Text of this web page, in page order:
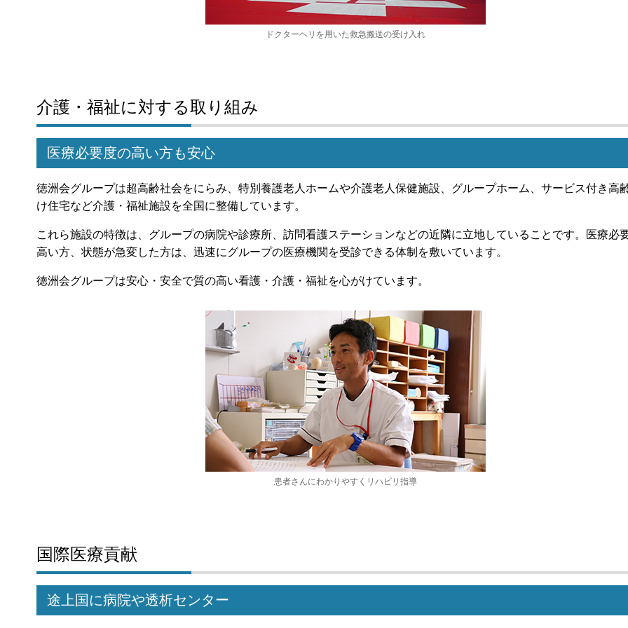
ドクターヘリを用いた救急搬送の受け入れ
介護・福祉に対する取り組み
医療必要度の高い方も安心
徳洲会グループは超高齢社会をにらみ、特別養護老人ホームや介護老人保健施設、グループホーム、サービス付き高
け住宅など介護・福祉施設を全国に整備しています。
これら施設の特徴は、グループの病院や診療所、訪問看護ステーションなどの近隣に立地していることです。医療必
高い方、状態が急変した方は、迅速にグループの医療機関を受診できる体制を敷いています。
徳洲会グループは安心・安全で質の高い看護・介護・福祉を心がけています。
患者さんにわかりやすくリハビリ指導
国際医療貢献
途上国に病院や透析センター